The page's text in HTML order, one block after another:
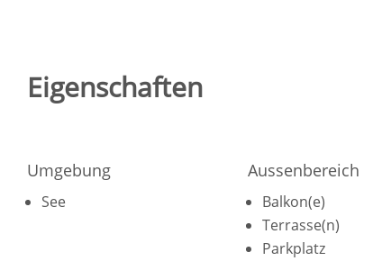
Eigenschaften
Umgebung
See
Aussenbereich
Balkon(e)
Terrasse(n)
Parkplatz